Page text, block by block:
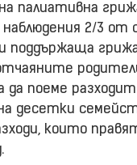
палиативна
2/3 от
поеме
десетки
които